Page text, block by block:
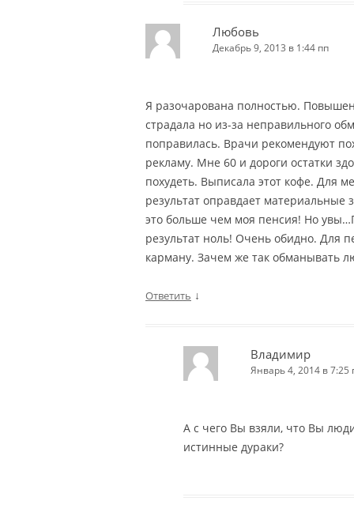
Любовь
Декабрь 9, 2013 в 1:44 пп
Я разочарована полностью.
страдала но из-за неправильного
поправилась. Врачи рекомендуют
рекламу. Мне 60 и дороги остатки
похудеть. Выписала этот кофе. Для
результат оправдает
это больше чем моя пенсия! Но
результат ноль! Очень обидно. Для
карману. Зачем же так обманывать
Ответить ↓
Владимир
Январь 4, 2014 в 7:25
А с чего Вы взяли, что Вы
истинные дураки?